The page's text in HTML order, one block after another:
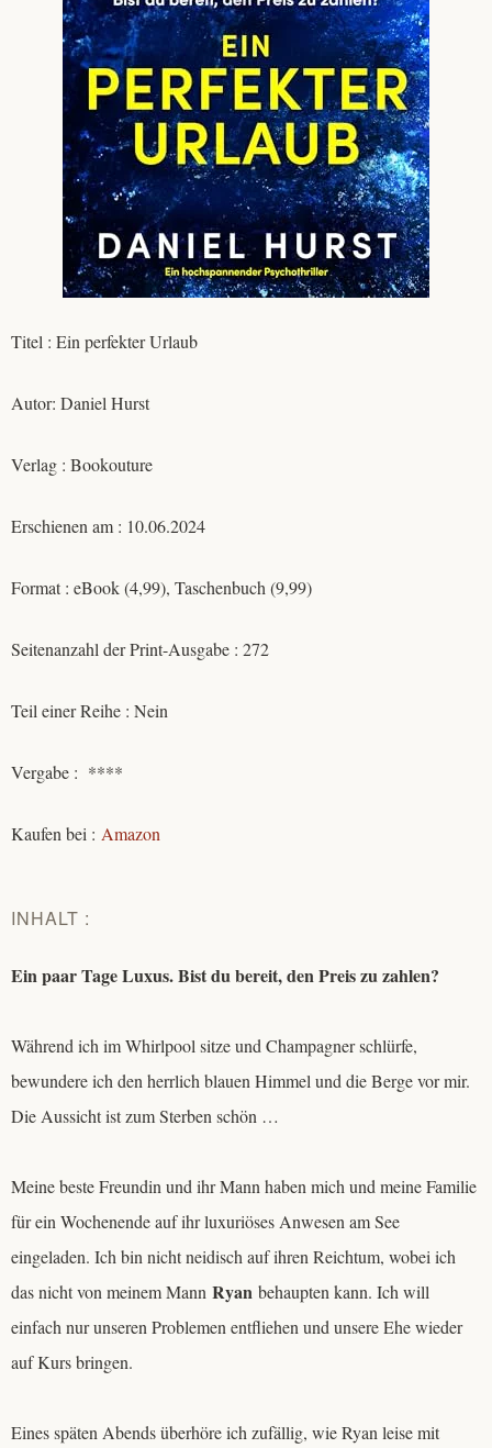
Titel : Ein perfekter Urlaub
Autor: Daniel Hurst
Verlag : Bookouture
Erschienen am : 10.06.2024
Format : eBook (4,99), Taschenbuch (9,99)
Seitenanzahl der Print-Ausgabe : 272
Teil einer Reihe : Nein
Vergabe : ****
Kaufen bei : Amazon
INHALT :
Ein paar Tage Luxus. Bist du bereit, den Preis zu zahlen?
Während ich im Whirlpool sitze und Champagner schlürfe,
bewundere ich den herrlich blauen Himmel und die Berge vor mir.
Die Aussicht ist zum Sterben schön …
Meine beste Freundin und ihr Mann haben mich und meine Familie
für ein Wochenende auf ihr luxuriöses Anwesen am See
eingeladen. Ich bin nicht neidisch auf ihren Reichtum, wobei ich
das nicht von meinem Mann Ryan behaupten kann. Ich will
einfach nur unseren Problemen entfliehen und unsere Ehe wieder
auf Kurs bringen.
Eines späten Abends überhöre ich zufällig, wie Ryan leise mit